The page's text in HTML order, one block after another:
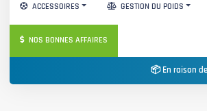
ACCESSOIRES GESTION DU POIDS
NOS BONNES AFFAIRES
📦 En raison